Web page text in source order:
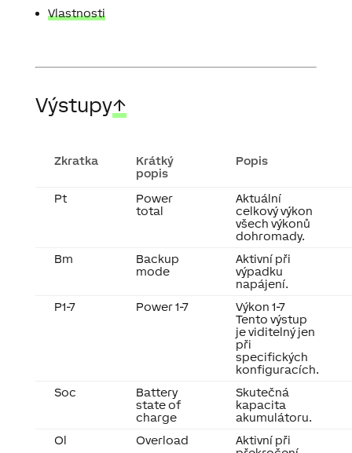
Vlastnosti
Výstupy↑
Zkratka
Krátký
popis
Popis
Pt
Power
total
Aktuální
celkový výkon
všech výkonů
dohromady.
Bm
Backup
mode
Aktivní při
výpadku
napájení.
P1-7
Power 1-7
Výkon 1-7
Tento výstup
je viditelný jen
při
specifických
konfiguracích.
Soc
Battery
state of
charge
Skutečná
kapacita
akumulátoru.
Ol
Overload
Aktivní při